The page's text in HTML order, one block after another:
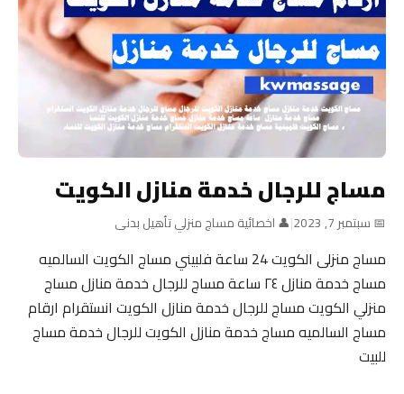
مساج للرجال خدمة منازل الكويت
📅 سبتمبر 7, 2023 |👤 اخصائية مساج منزلي تأهيل بدنى
مساج منزلى الكويت 24 ساعة فلبيني مساج الكويت السالميه
مساج خدمة منازل ٢٤ ساعة مساج للرجال خدمة منازل مساج
منزلي الكويت مساج للرجال خدمة منازل الكويت انستقرام ارقام
مساج السالميه مساج خدمة منازل الكويت للرجال خدمة مساج
للبيت